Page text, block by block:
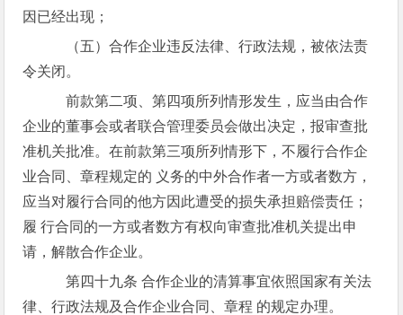
因已经出现；
（五）合作企业违反法律、行政法规，被依法责
令关闭。
前款第二项、第四项所列情形发生，应当由合作
企业的董事会或者联合管理委员会做出决定，报审查批
准机关批准。在前款第三项所列情形下，不履行合作企
业合同、章程规定的 义务的中外合作者一方或者数方，
应当对履行合同的他方因此遭受的损失承担赔偿责任；
履 行合同的一方或者数方有权向审查批准机关提出申
请，解散合作企业。
第四十九条 合作企业的清算事宜依照国家有关法
律、行政法规及合作企业合同、章程 的规定办理。